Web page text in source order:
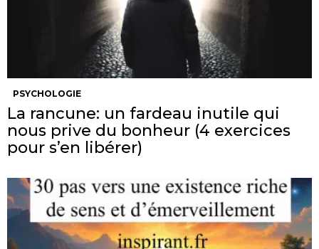
PSYCHOLOGIE
La rancune: un fardeau inutile qui
nous prive du bonheur (4 exercices
pour s’en libérer)